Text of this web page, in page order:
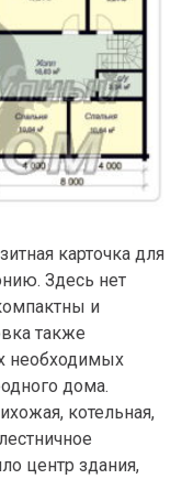
карточка для
Здесь нет
и
также
необходимых
дома.
котельная,
центр здания,